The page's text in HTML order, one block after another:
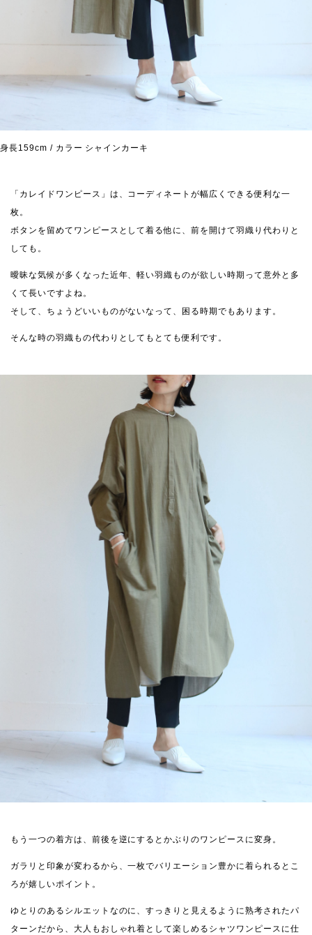
身長159cm / カラー シャインカーキ
「カレイドワンピース」は、コーディネートが幅広くできる便利な一
枚。
ボタンを留めてワンピースとして着る他に、前を開けて羽織り代わりと
しても。
曖昧な気候が多くなった近年、軽い羽織ものが欲しい時期って意外と多
くて長いですよね。
そして、ちょうどいいものがないなって、困る時期でもあります。
そんな時の羽織もの代わりとしてもとても便利です。
もう一つの着方は、前後を逆にするとかぶりのワンピースに変身。
ガラリと印象が変わるから、一枚でバリエーション豊かに着られるとこ
ろが嬉しいポイント。
ゆとりのあるシルエットなのに、すっきりと見えるように熟考されたパ
ターンだから、大人もおしゃれ着として楽しめるシャツワンピースに仕